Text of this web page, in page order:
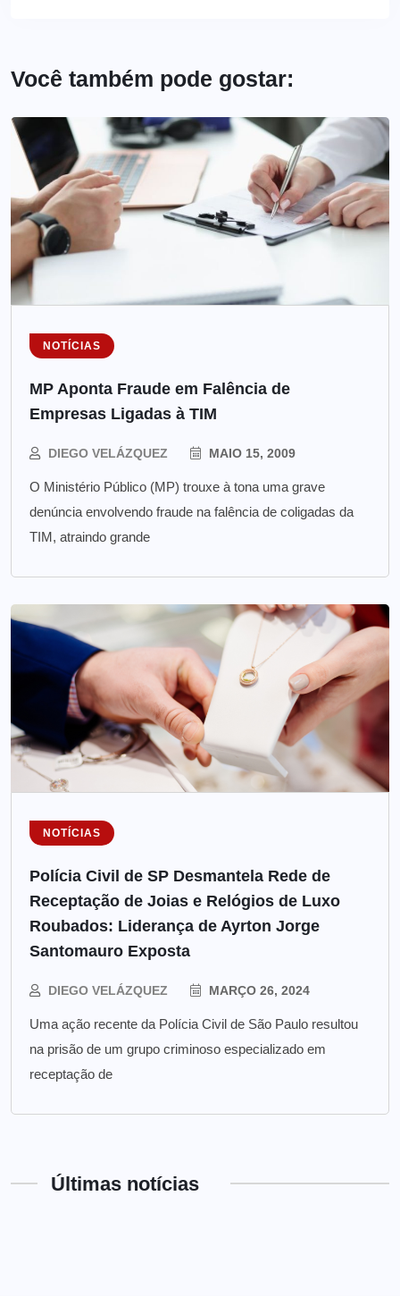
Você também pode gostar:
NOTÍCIAS
MP Aponta Fraude em Falência de
Empresas Ligadas à TIM
DIEGO VELÁZQUEZ MAIO 15, 2009
O Ministério Público (MP) trouxe à tona uma grave
denúncia envolvendo fraude na falência de coligadas da
TIM, atraindo grande
NOTÍCIAS
Polícia Civil de SP Desmantela Rede de
Receptação de Joias e Relógios de Luxo
Roubados: Liderança de Ayrton Jorge
Santomauro Exposta
DIEGO VELÁZQUEZ MARÇO 26, 2024
Uma ação recente da Polícia Civil de São Paulo resultou
na prisão de um grupo criminoso especializado em
receptação de
Últimas notícias